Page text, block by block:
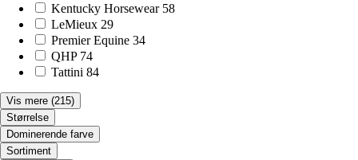
Kentucky Horsewear 58
LeMieux 29
Premier Equine 34
QHP 74
Tattini 84
Vis mere (215)
Størrelse
Dominerende farve
Sortiment